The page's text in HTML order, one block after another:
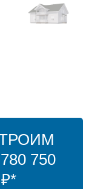
750
₽*